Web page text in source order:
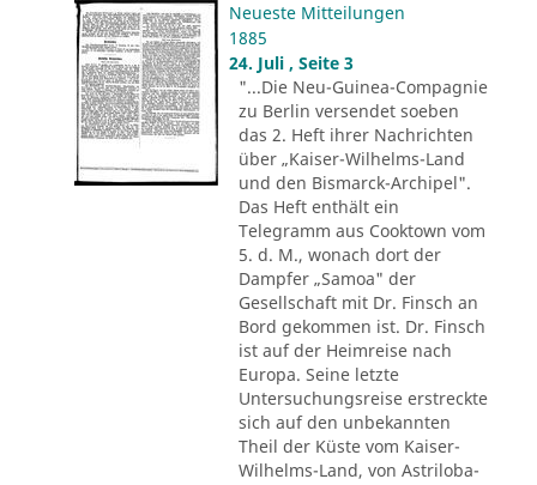
Neueste Mitteilungen
1885
24. Juli , Seite 3
"...Die Neu-Guinea-Compagnie
zu Berlin versendet soeben
das 2. Heft ihrer Nachrichten
über „Kaiser-Wilhelms-Land
und den Bismarck-Archipel".
Das Heft enthält ein
Telegramm aus Cooktown vom
5. d. M., wonach dort der
Dampfer „Samoa" der
Gesellschaft mit Dr. Finsch an
Bord gekommen ist. Dr. Finsch
ist auf der Heimreise nach
Europa. Seine letzte
Untersuchungsreise erstreckte
sich auf den unbekannten
Theil der Küste vom Kaiser-
Wilhelms-Land, von Astriloba-